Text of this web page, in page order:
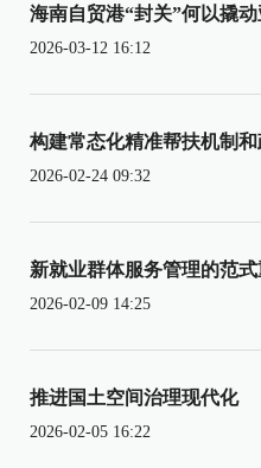
海南自贸港“封关”何以撬
2026-03-12 16:12
构建常态化精准帮扶机制
2026-02-24 09:32
新就业群体服务管理的范
2026-02-09 14:25
推进国土空间治理现代化
2026-02-05 16:22